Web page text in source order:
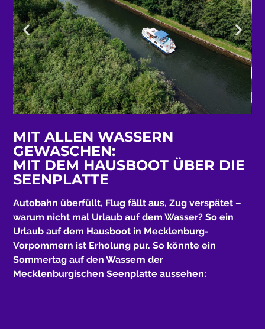
MIT ALLEN WASSERN
GEWASCHEN:
MIT DEM HAUSBOOT ÜBER DIE
SEENPLATTE
Autobahn überfüllt, Flug fällt aus, Zug verspätet –
warum nicht mal Urlaub auf dem Wasser? So ein
Urlaub auf dem Hausboot in Mecklenburg-
Vorpommern ist Erholung pur. So könnte ein
Sommertag auf den Wassern der
Mecklenburgischen Seenplatte aussehen: